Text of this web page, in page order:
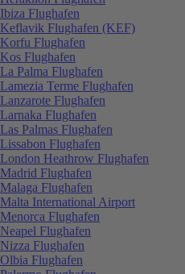
Ibiza Flughafen
Keflavik Flughafen (KEF)
Korfu Flughafen
Kos Flughafen
La Palma Flughafen
Lamezia Terme Flughafen
Lanzarote Flughafen
Larnaka Flughafen
Las Palmas Flughafen
Lissabon Flughafen
London Heathrow Flughafen
Madrid Flughafen
Malaga Flughafen
Malta International Airport
Menorca Flughafen
Neapel Flughafen
Nizza Flughafen
Olbia Flughafen